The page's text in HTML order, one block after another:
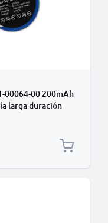
00064-00 200mAh
larga duración
210, 110, S1 /